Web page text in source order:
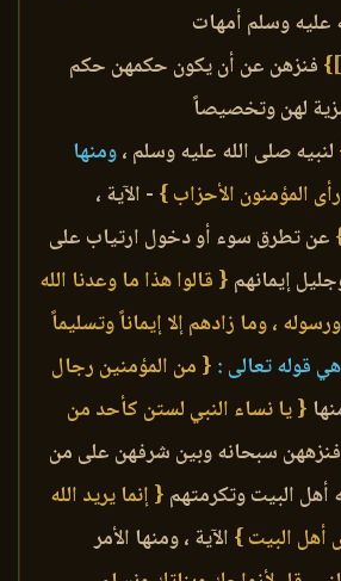
عليه وسلم أمهات
} فنزهن عن أن يكون حكمهن حكم
لهن وتخصيصاً
لنبيه صلى الله عليه وسلم ،ومنها
المؤمنون الأحزاب } - الآية ،
عن تطرق سوء أو دخول ارتياب على
إيمانهم { قالوا هذا ما وعدنا الله
، وما زادهم إلا إيماناً وتسليماً
قوله تعالى : { من المؤمنين رجال
{ يا نساء النبي لستن كأحد من
فنزههن سبحانه وبين شرفهن على من
أهل البيت وتكرمتهم { إنما يريد الله
أهل البيت } الآية ، ومنها الأمر